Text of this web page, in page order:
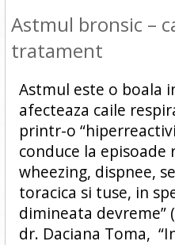
Astmul bronsic –
tratament
Astmul este o boala
afecteaza caile
printr-o
conduce la episoade
wheezing, dispnee,
toracica si tuse, in
dimineata devreme”
dr. Daciana Toma,